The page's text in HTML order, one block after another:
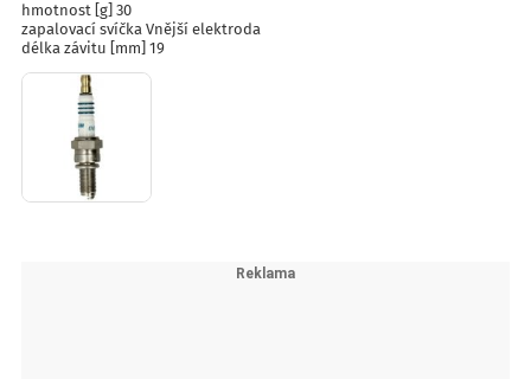
hmotnost [g] 30
zapalovací svíčka Vnější elektroda
délka závitu [mm] 19